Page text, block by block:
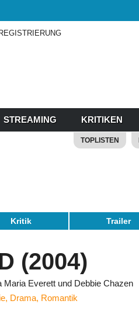
REGISTRIERUNG
STREAMING KRITIKEN
TOPLISTEN
Kritik Trailer
(2004)
Maria Everett und Debbie Chazen
, Drama, Romantik